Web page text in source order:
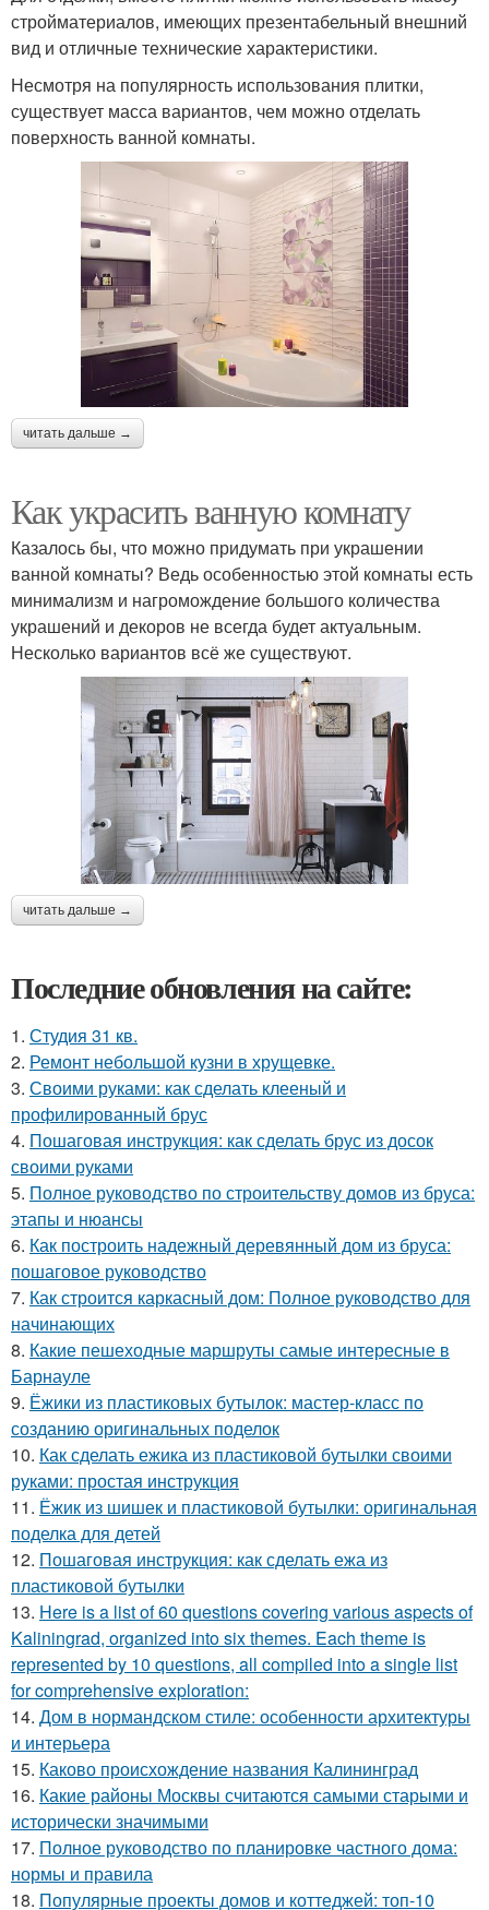
стройматериалов, имеющих презентабельный внешний
вид и отличные технические характеристики.
Несмотря на популярность использования плитки,
существует масса вариантов, чем можно отделать
поверхность ванной комнаты.
читать дальше →
Как украсить ванную комнату
Казалось бы, что можно придумать при украшении
ванной комнаты? Ведь особенностью этой комнаты есть
минимализм и нагромождение большого количества
украшений и декоров не всегда будет актуальным.
Несколько вариантов всё же существуют.
читать дальше →
Последние обновления на сайте:
1. Студия 31 кв.
2. Ремонт небольшой кузни в хрущевке.
3. Своими руками: как сделать клееный и
профилированный брус
4. Пошаговая инструкция: как сделать брус из досок
своими руками
5. Полное руководство по строительству домов из бруса:
этапы и нюансы
6. Как построить надежный деревянный дом из бруса:
пошаговое руководство
7. Как строится каркасный дом: Полное руководство для
начинающих
8. Какие пешеходные маршруты самые интересные в
Барнауле
9. Ёжики из пластиковых бутылок: мастер-класс по
созданию оригинальных поделок
10. Как сделать ежика из пластиковой бутылки своими
руками: простая инструкция
11. Ёжик из шишек и пластиковой бутылки: оригинальная
поделка для детей
12. Пошаговая инструкция: как сделать ежа из
пластиковой бутылки
13. Here is a list of 60 questions covering various aspects of
Kaliningrad, organized into six themes. Each theme is
represented by 10 questions, all compiled into a single list
for comprehensive exploration:
14. Дом в нормандском стиле: особенности архитектуры
и интерьера
15. Каково происхождение названия Калининград
16. Какие районы Москвы считаются самыми старыми и
исторически значимыми
17. Полное руководство по планировке частного дома:
нормы и правила
18. Популярные проекты домов и коттеджей: топ-10